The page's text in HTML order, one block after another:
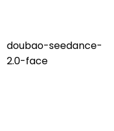
doubao-seedance-
2.0-face